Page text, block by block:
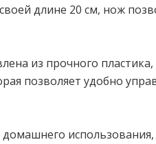
длине 20 см, нож
из прочного
позволяет удобно
использования,